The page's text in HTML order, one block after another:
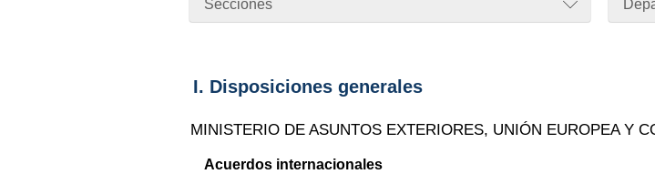
Secciones
I. Disposiciones generales
MINISTERIO DE ASUNTOS EXTERIORES, UNIÓN EUROPEA Y
Acuerdos internacionales